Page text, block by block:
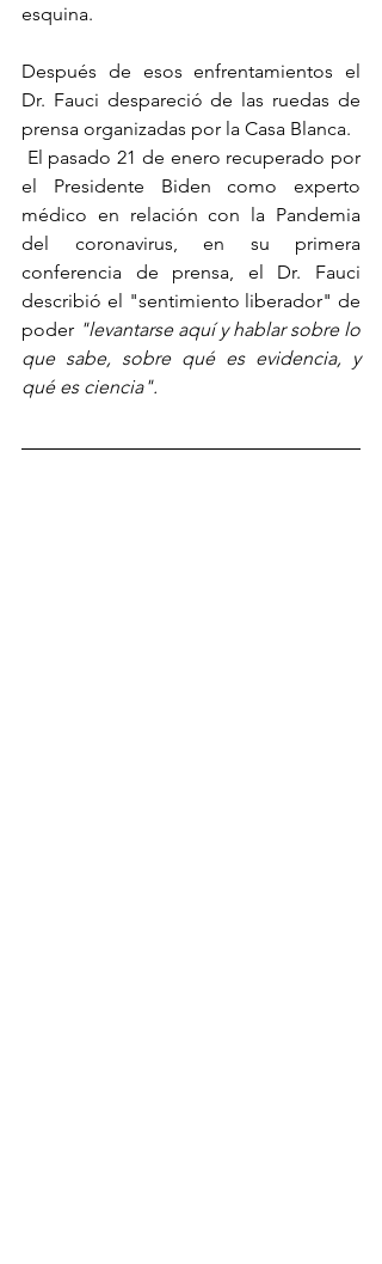
esquina.
Después de esos enfrentamientos el
Dr. Fauci despareció de las ruedas de
prensa organizadas por la Casa Blanca.
el Presidente Biden como experto
médico en relación con la Pandemia
del coronavirus, en su primera
conferencia de prensa, el Dr. Fauci
describió el "sentimiento liberador" de
poder "levantarse aquí y hablar sobre lo
que sabe, sobre qué es evidencia, y
qué es ciencia".